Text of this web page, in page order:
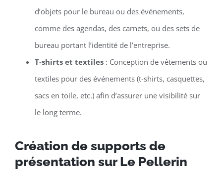
d’objets pour le bureau ou des événements,
comme des agendas, des carnets, ou des sets de
bureau portant l’identité de l’entreprise.
T-shirts et textiles: Conception de vêtements ou
textiles pour des événements (t-shirts, casquettes,
sacs en toile, etc.) afin d’assurer une visibilité sur
le long terme.
Création de supports de
présentation sur Le Pellerin